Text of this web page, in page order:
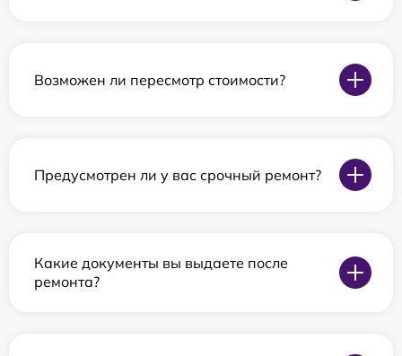
Возможен ли пересмотр стоимости?
Предусмотрен ли у вас срочный ремонт?
Какие документы вы выдаете после
ремонта?